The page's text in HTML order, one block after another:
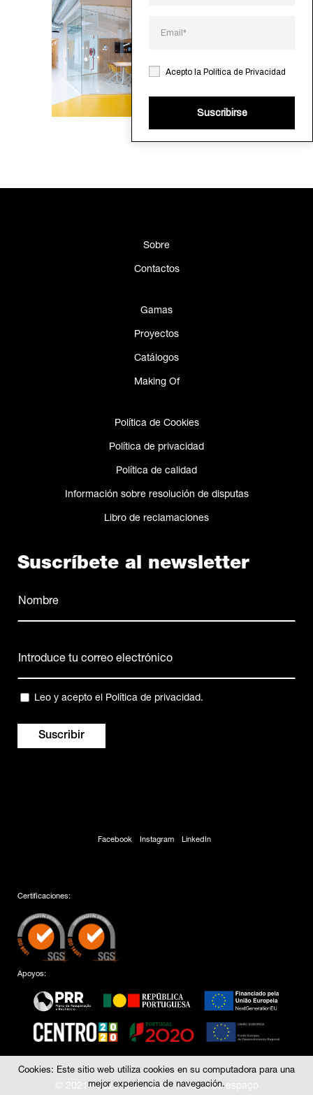
Sobre
Contactos
Gamas
Proyectos
Catálogos
Making Of
Política de Cookies
Política de privacidad
Política de calidad
Información sobre resolución de disputas
Libro de reclamaciones
Suscríbete al newsletter
electrónico
Privacidad
Leo y acepto el Política de privacidad.
Certificaciones:
Apoyos:
© 2021 - 2025 DIVILUX® - Divisão de espaço
Facebook Instagram LinkedIn
Acepto la Política de Privacidad
Suscribirse
Cookies: Este sitio web utiliza cookies en su computadora para una
mejor experiencia de navegación.